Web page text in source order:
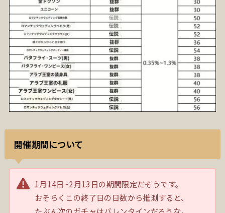
開催期間について
1月14日~2月13日の期間限定だそうです。
おそらくこの終了日の日数から推測すると、